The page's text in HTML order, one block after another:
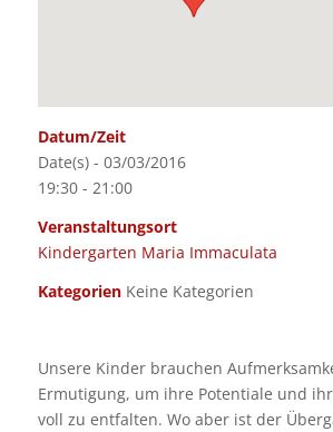
Datum/Zeit
Date(s) - 03/03/2016
19:30 - 21:00
Veranstaltungsort
Kindergarten Maria Immaculata
KategorienKeine Kategorien
Unsere Kinder brauchen
Ermutigung, um ihre Potentiale und
voll zu entfalten. Wo aber ist der